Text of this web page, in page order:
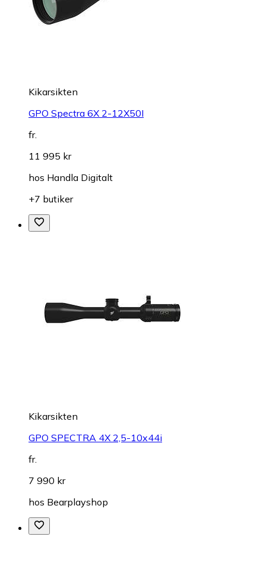
Kikarsikten
GPO Spectra 6X 2-12X50I
fr.
11 995 kr
hos Handla Digitalt
+7 butiker
Kikarsikten
GPO SPECTRA 4X 2,5-10x44i
fr.
7 990 kr
hos Bearplayshop